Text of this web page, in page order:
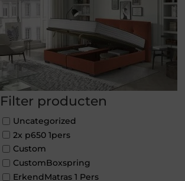
Filter producten
Uncategorized
2x p650 1pers
Custom
CustomBoxspring
ErkendMatras 1 Pers